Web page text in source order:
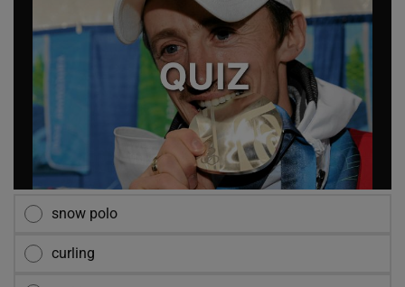
snow polo
curling